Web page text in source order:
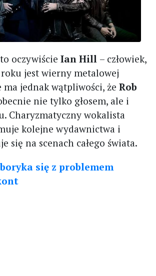
to oczywiście Ian Hill – człowiek,
jest wierny metalowej
ma jednak wątpliwości, że Rob
nie tylko głosem, ale i
Charyzmatyczny wokalista
kolejne wydawnictwa i
się na scenach całego świata.
się z problemem